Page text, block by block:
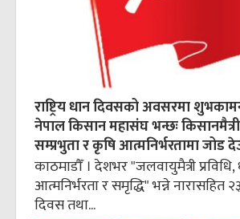
राष्ट्रिय धान दिवसको अवसरमा
नेपाल किसान महासंघ भन्छः
सम्प्रभुता र कृषि आत्मनिर्भरतामा जोड
काठमाडौँ । देशभर "जलवायुमैत्री प्रविधि,
आत्मनिर्भरता र समृद्धि" भन्ने नारासहित
दिवस तथा...